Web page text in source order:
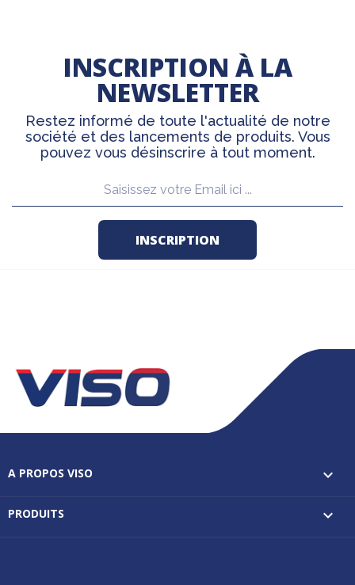
INSCRIPTION À LA
NEWSLETTER
Restez informé de toute l'actualité de notre
société et des lancements de produits. Vous
pouvez vous désinscrire à tout moment.
A PROPOS VISO 
PRODUITS 